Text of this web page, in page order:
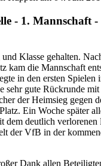
- 1. Mannschaft
und Klasse gehalten.
kam die Mannschaft
in den ersten Spielen
sehr gute Rückrunde
der Heimsieg gegen
Ein Woche später
dem deutlich
der VfB in der
Dank allen